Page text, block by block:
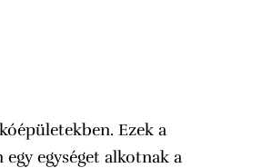
Ezek a
egységet alkotnak a